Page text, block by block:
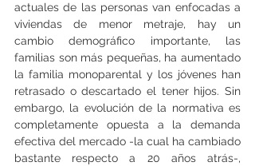
actuales de las personas van enfocadas a
viviendas de menor metraje, hay un
cambio demográfico importante, las
familias son más pequeñas, ha aumentado
la familia monoparental y los jóvenes han
retrasado o descartado el tener hijos. Sin
embargo, la evolución de la normativa es
completamente opuesta a la demanda
efectiva del mercado -la cual ha cambiado
bastante respecto a 20 años atrás-,